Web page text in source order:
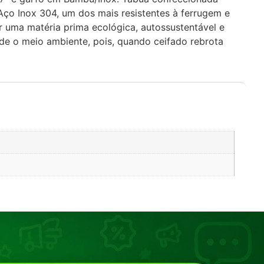
Inox 304, um dos mais resistentes à ferrugem e
matéria prima ecológica, autossustentável e
o meio ambiente, pois, quando ceifado rebrota